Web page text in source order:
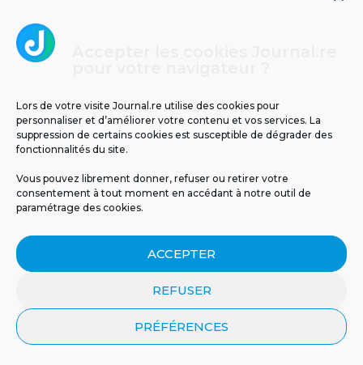
Lors de votre visite Journal.re utilise des cookies pour
personnaliser et d’améliorer votre contenu et vos services. La
suppression de certains cookies est susceptible de dégrader des
fonctionnalités du site.
Vous pouvez librement donner, refuser ou retirer votre
consentement à tout moment en accédant à notre outil de
paramétrage des cookies.
ACCEPTER
REFUSER
PRÉFÉRENCES
voyage au cœur de la terre
2
Un espoir inattendu venu de la nature : en
Australie, le venin d’abeille a détruit un
cancer du sein agressif en une heure